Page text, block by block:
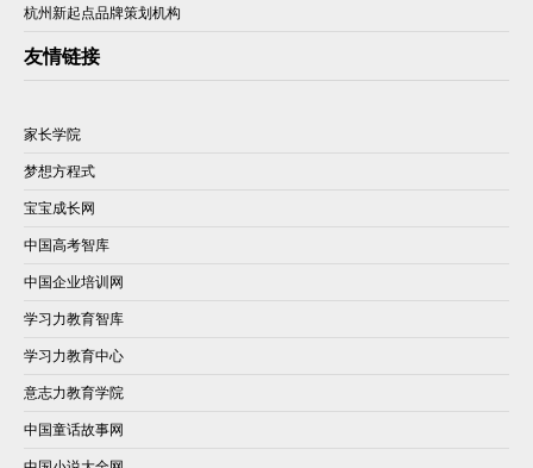
杭州新起点品牌策划机构
友情链接
家长学院
梦想方程式
宝宝成长网
中国高考智库
中国企业培训网
学习力教育智库
学习力教育中心
意志力教育学院
中国童话故事网